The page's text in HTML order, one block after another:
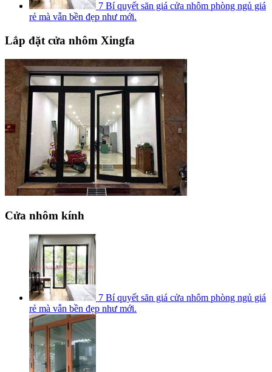
7 Bí quyết săn giá cửa nhôm phòng ngủ giá
rẻ mà vẫn bền đẹp như mới.
Lắp đặt cửa nhôm Xingfa
Cửa nhôm kính
7 Bí quyết săn giá cửa nhôm phòng ngủ giá
rẻ mà vẫn bền đẹp như mới.